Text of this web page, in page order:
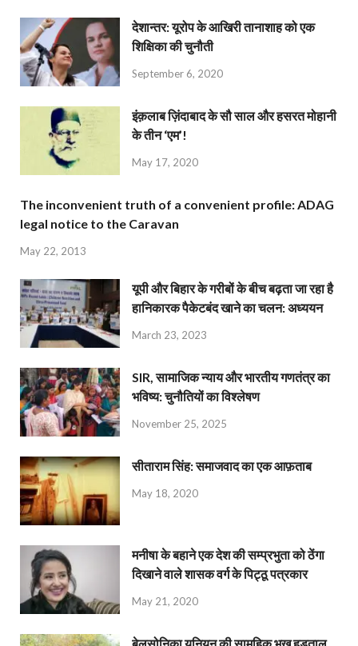
देशान्‍तर: यूरोप के आखिरी तानाशाह को एक
शिक्षिका की चुनौती
September 6, 2020
इंक़लाब ज़िंदाबाद के सौ साल और हसरत मोहानी
के तीन ‘एम’!
May 17, 2020
The inconvenient truth of a convenient profile: ADAG
legal notice to the Caravan
May 22, 2013
यूपी और बिहार के गरीबों के बीच बढ़ता जा रहा है
हानिकारक पैकेटबंद खाने का चलन: अध्ययन
March 23, 2023
SIR, सामाजिक न्याय और भारतीय गणतंत्र का
भविष्य: चुनौतियों का विश्लेषण
November 25, 2025
सीताराम सिंह: समाजवाद का एक आफ़ताब
May 18, 2020
मनीषा के बहाने एक देश की सम्प्रभुता को ठेंगा
दिखाने वाले शासक वर्ग के पिट्ठू पत्रकार
May 21, 2020